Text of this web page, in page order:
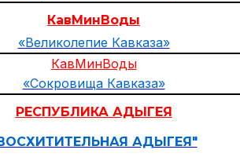
КавМинВоды
«Великолепие Кавказа»
КавМинВоды
«Сокровища Кавказа»
РЕСПУБЛИКА АДЫГЕЯ
АДЫГЕЯ"